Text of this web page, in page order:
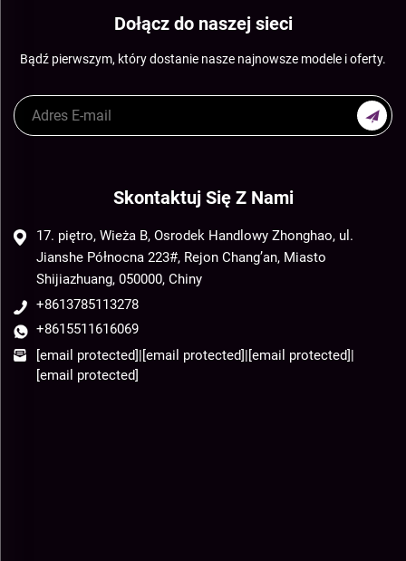
Dołącz do naszej sieci
Bądź pierwszym, który dostanie nasze najnowsze modele i oferty.
Skontaktuj Się Z Nami
17. piętro, Wieża B, Osrodek Handlowy Zhonghao, ul.
Jianshe Północna 223#, Rejon Chang’an, Miasto
Shijiazhuang, 050000, Chiny
+8613785113278
+8615511616069
[email protected]|[email protected]|[email protected]|
[email protected]